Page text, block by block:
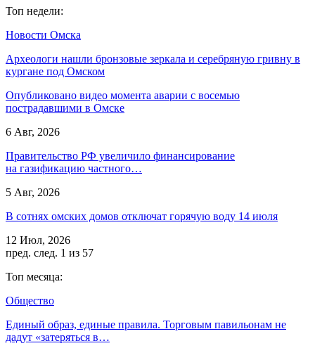
Топ недели:
Новости Омска
Археологи нашли бронзовые зеркала и серебряную гривну в
кургане под Омском
Опубликовано видео момента аварии с восемью
пострадавшими в Омске
6 Авг, 2026
Правительство РФ увеличило финансирование
на газификацию частного…
5 Авг, 2026
В сотнях омских домов отключат горячую воду 14 июля
12 Июл, 2026
пред. след. 1 из 57
Топ месяца:
Общество
Единый образ, единые правила. Торговым павильонам не
дадут «затеряться в…